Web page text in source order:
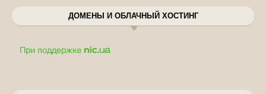
ДОМЕНЫ И ОБЛАЧНЫЙ ХОСТИНГ